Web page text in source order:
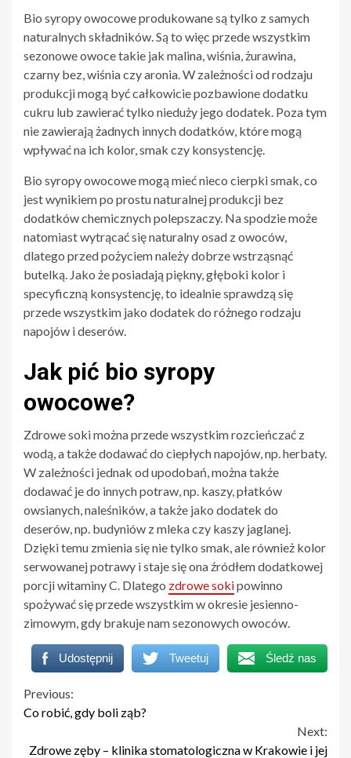
Bio syropy owocowe produkowane są tylko z samych
naturalnych składników. Są to więc przede wszystkim
sezonowe owoce takie jak malina, wiśnia, żurawina,
czarny bez, wiśnia czy aronia. W zależności od rodzaju
produkcji mogą być całkowicie pozbawione dodatku
cukru lub zawierać tylko nieduży jego dodatek. Poza tym
nie zawierają żadnych innych dodatków, które mogą
wpływać na ich kolor, smak czy konsystencję.
Bio syropy owocowe mogą mieć nieco cierpki smak, co
jest wynikiem po prostu naturalnej produkcji bez
dodatków chemicznych polepszaczy. Na spodzie może
natomiast wytrącać się naturalny osad z owoców,
dlatego przed pożyciem należy dobrze wstrząsnąć
butelką. Jako że posiadają piękny, głęboki kolor i
specyficzną konsystencję, to idealnie sprawdzą się
przede wszystkim jako dodatek do różnego rodzaju
napojów i deserów.
Jak pić bio syropy
owocowe?
Zdrowe soki można przede wszystkim rozcieńczać z
wodą, a także dodawać do ciepłych napojów, np. herbaty.
W zależności jednak od upodobań, można także
dodawać je do innych potraw, np. kaszy, płatków
owsianych, naleśników, a także jako dodatek do
deserów, np. budyniów z mleka czy kaszy jaglanej.
Dzięki temu zmienia się nie tylko smak, ale również kolor
serwowanej potrawy i staje się ona źródłem dodatkowej
porcji witaminy C. Dlatego zdrowe sokipowinno
spożywać się przede wszystkim w okresie jesienno-
zimowym, gdy brakuje nam sezonowych owoców.
Udostępnij Tweetuj Śledź nas
Continue
Reading
Previous:
Co robić, gdy boli ząb?
Next:
Zdrowe zęby – klinika stomatologiczna w Krakowie i jej